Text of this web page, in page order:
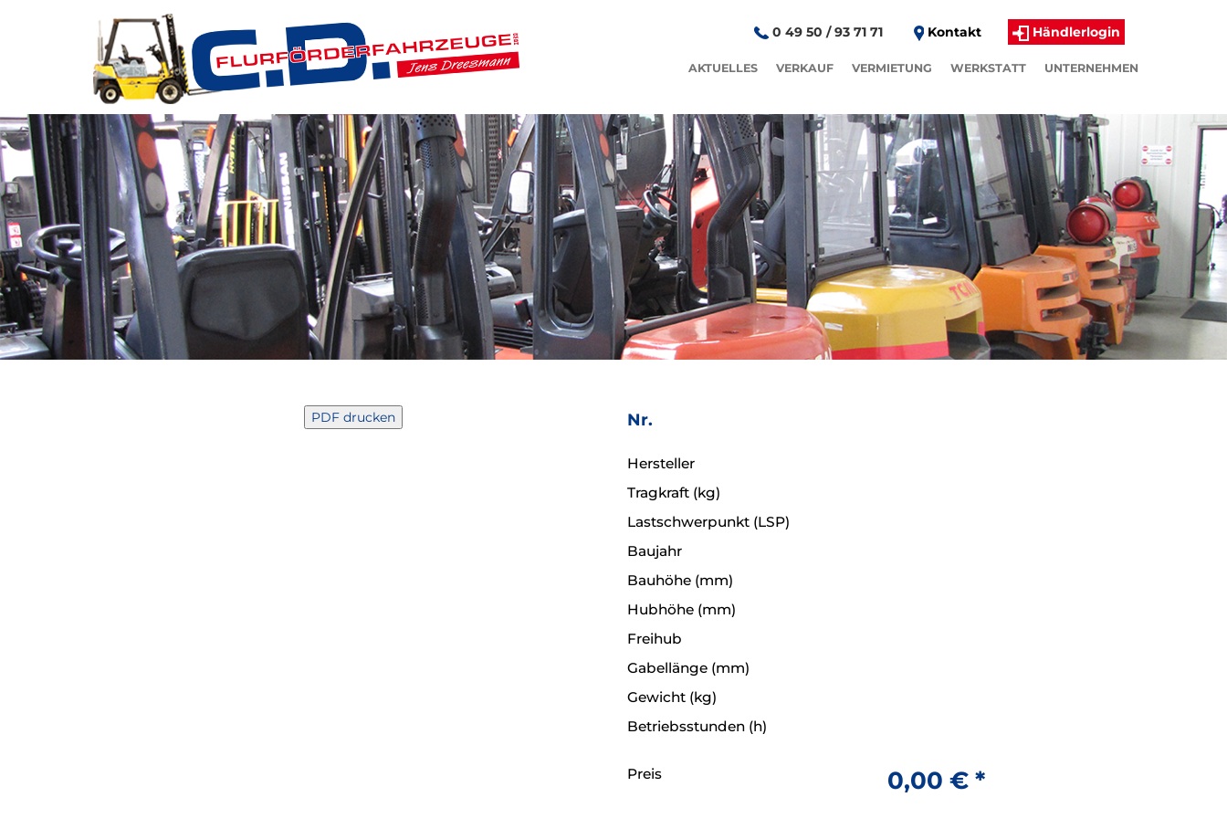
0 49 50 / 93 71 71 Kontakt Händlerlogin
AKTUELLES VERKAUF VERMIETUNG WERKSTATT UNTERNEHMEN
PDF drucken Nr.
Hersteller
Tragkraft (kg)
Lastschwerpunkt (LSP)
Baujahr
Bauhöhe (mm)
Hubhöhe (mm)
Freihub
Gabellänge (mm)
Gewicht (kg)
Betriebsstunden (h)
Preis 0,00 € *